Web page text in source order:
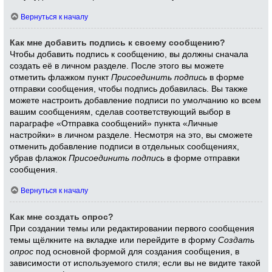
Вернуться к началу
Как мне добавить подпись к своему сообщению?
Чтобы добавить подпись к сообщению, вы должны сначала
создать её в личном разделе. После этого вы можете
отметить флажком пунктПрисоединить подпись в форме
отправки сообщения, чтобы подпись добавилась. Вы также
можете настроить добавление подписи по умолчанию ко всем
вашим сообщениям, сделав соответствующий выбор в
параграфе «Отправка сообщений» пункта «Личные
настройки» в личном разделе. Несмотря на это, вы сможете
отменить добавление подписи в отдельных сообщениях,
убрав флажокПрисоединить подпись в форме отправки
сообщения.
Вернуться к началу
Как мне создать опрос?
При создании темы или редактировании первого сообщения
темы щёлкните на вкладке или перейдите в формуСоздать
опрос под основной формой для создания сообщения, в
зависимости от используемого стиля; если вы не видите такой